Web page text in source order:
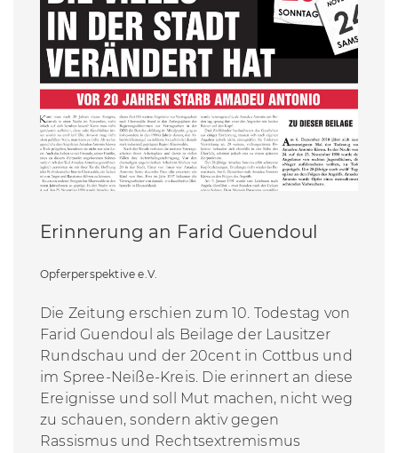
Erinnerung an Farid Guendoul
Opferperspektive e.V.
Die Zeitung erschien zum 10. Todestag von
Farid Guendoul als Beilage der Lausitzer
Rundschau und der 20cent in Cottbus und
im Spree-Neiße-Kreis. Die erinnert an diese
Ereignisse und soll Mut machen, nicht weg
zu schauen, sondern aktiv gegen
Rassismus und Rechtsextremismus